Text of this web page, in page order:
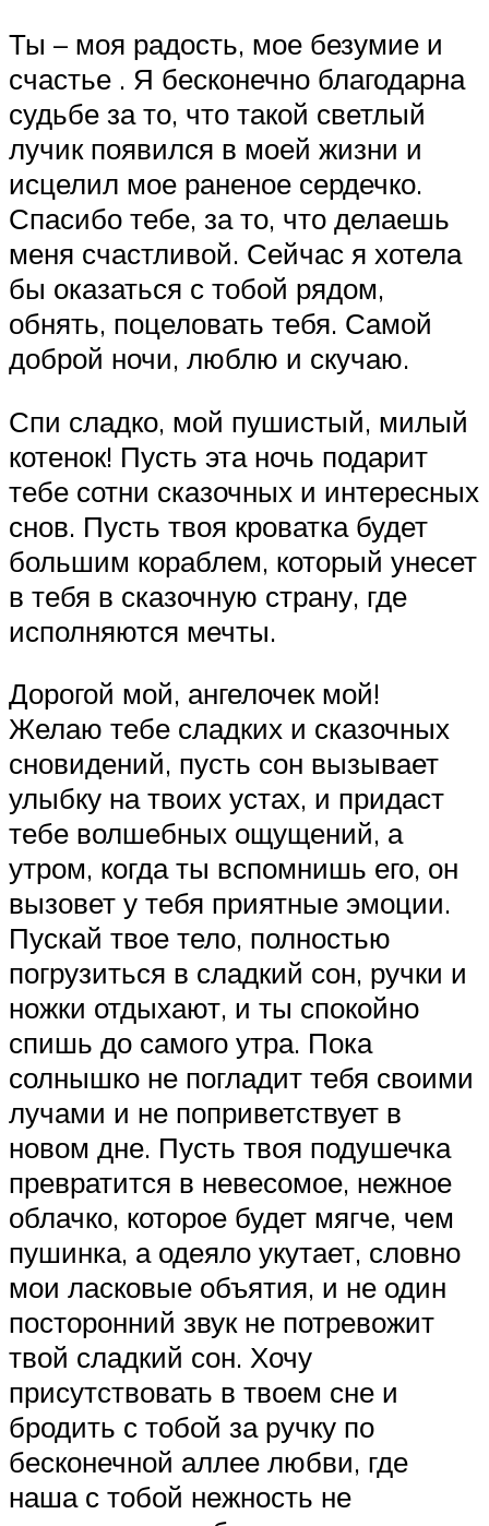
Ты – моя радость, мое безумие и
счастье . Я бесконечно благодарна
судьбе за то, что такой светлый
лучик появился в моей жизни и
исцелил мое раненое сердечко.
Спасибо тебе, за то, что делаешь
меня счастливой. Сейчас я хотела
бы оказаться с тобой рядом,
обнять, поцеловать тебя. Самой
доброй ночи, люблю и скучаю.
Спи сладко, мой пушистый, милый
котенок! Пусть эта ночь подарит
тебе сотни сказочных и интересных
снов. Пусть твоя кроватка будет
большим кораблем, который унесет
в тебя в сказочную страну, где
исполняются мечты.
Дорогой мой, ангелочек мой!
Желаю тебе сладких и сказочных
сновидений, пусть сон вызывает
улыбку на твоих устах, и придаст
тебе волшебных ощущений, а
утром, когда ты вспомнишь его, он
вызовет у тебя приятные эмоции.
Пускай твое тело, полностью
погрузиться в сладкий сон, ручки и
ножки отдыхают, и ты спокойно
спишь до самого утра. Пока
солнышко не погладит тебя своими
лучами и не поприветствует в
новом дне. Пусть твоя подушечка
превратится в невесомое, нежное
облачко, которое будет мягче, чем
пушинка, а одеяло укутает, словно
мои ласковые объятия, и не один
посторонний звук не потревожит
твой сладкий сон. Хочу
присутствовать в твоем сне и
бродить с тобой за ручку по
бесконечной аллее любви, где
наша с тобой нежность не